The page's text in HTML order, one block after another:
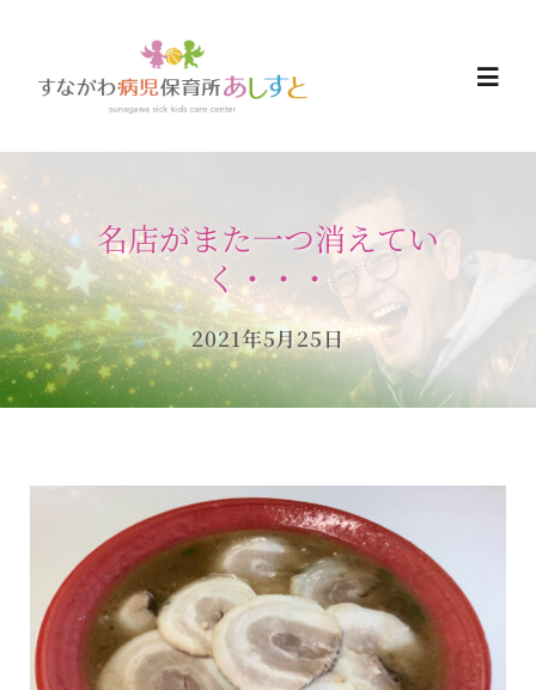
content
お知らせ
ご予約について
ご利用について
当日の過ごし方
保育所のご案内
ボヤキ100%
名店がまた一つ消えてい
く・・・
2021年5月25日